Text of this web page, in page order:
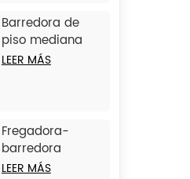
Barredora de
piso mediana
con operador a
LEER MÁS
Fregadora-
barredora
combinada de
LEER MÁS